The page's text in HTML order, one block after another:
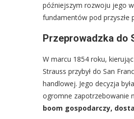
późniejszym rozwoju jego
fundamentów pod przyszłe
Przeprowadzka do
W marcu 1854 roku,
Strauss przybył do San
handlowej. Jego decyzja
ogromne zapotrzebowanie
boom gospodarczy,